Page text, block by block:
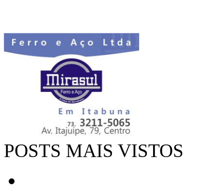
POSTS MAIS VISTOS